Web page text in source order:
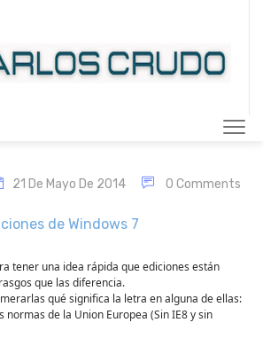
21 De Mayo De 2014 0 Comments
de Windows 7
tener una idea rápida que ediciones están
que las diferencia.
qué significa la letra en alguna de ellas:
normas de la Union Europea (Sin IE8 y sin